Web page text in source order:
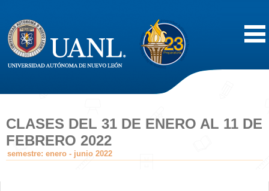
Acerca de
Oferta Educativa
CLASES DEL 31 DE ENERO AL 11 DE
FEBRERO 2022
semestre: enero - junio 2022